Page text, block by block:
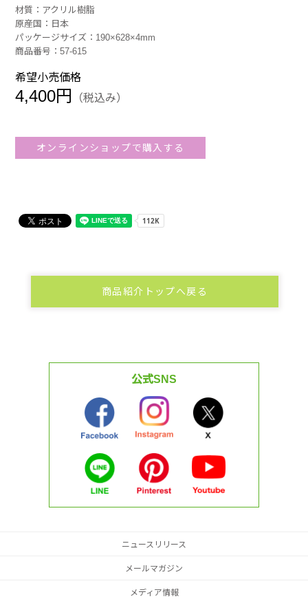
材質：アクリル樹脂
原産国：日本
パッケージサイズ：190×628×4mm
商品番号：57-615
希望小売価格
4,400円 （税込み）
オンラインショップで購入する
商品紹介トップへ戻る
公式SNS
ニュースリリース
メールマガジン
メディア情報